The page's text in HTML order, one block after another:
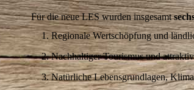
Für die neue LES wurden insgesamt
Regionale Wertschöpfung und
Nachhaltiger Tourismus und
Natürliche Lebensgrundlagen,